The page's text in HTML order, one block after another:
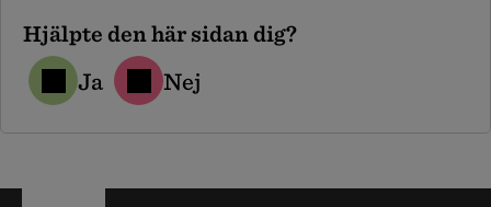
Hjälpte den här sidan dig?
Ja Nej